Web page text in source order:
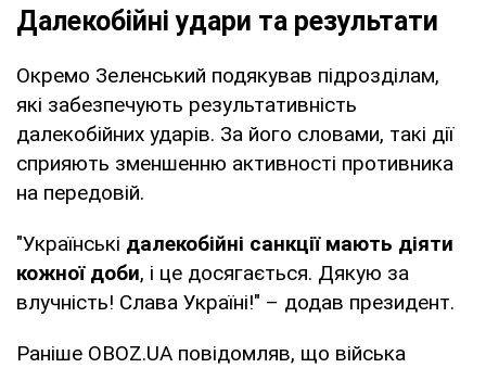
Далекобійні удари та результати
Окремо Зеленський подякував підрозділам,
які забезпечують результативність
далекобійних ударів. За його словами, такі дії
сприяють зменшенню активності противника
на передовій.
"Українські далекобійні санкції мають діяти
кожної доби, і це досягається. Дякую за
влучність! Слава Україні!" – додав президент.
Раніше OBOZ.UA повідомляв, що війська